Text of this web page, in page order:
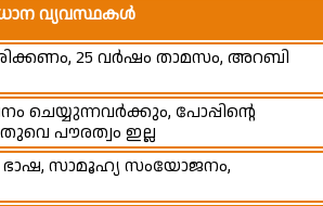
വ്യവസ്ഥകൾ
25 വർഷം താമസം, അറബി
ചെയ്യുന്നവർക്കും, പോപ്പിന്റെ
പൗരത്വം ഇല്ല
ഭാഷ, സാമൂഹ്യ സംയോജനം,